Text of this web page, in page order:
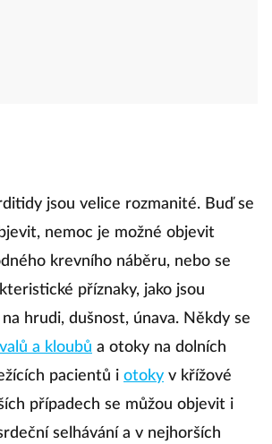
jsou velice rozmanité. Buď se
nemoc je možné objevit
krevního náběru, nebo se
příznaky, jako jsou
hrudi, dušnost, únava. Někdy se
a kloubů a otoky na dolních
pacientů i otoky v křížové
případech se můžou objevit i
selhávání a v nejhorších